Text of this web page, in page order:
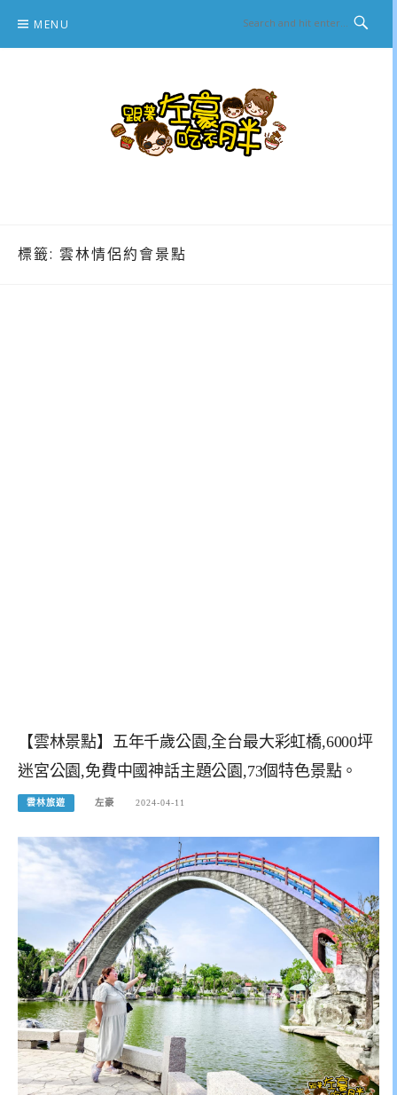
content
MENU
標籤: 雲林情侶約會景點
【雲林景點】五年千歲公園,全台最大彩虹橋,6000坪
迷宮公園,免費中國神話主題公園,73個特色景點。
雲林旅遊 左豪 2024-04-11